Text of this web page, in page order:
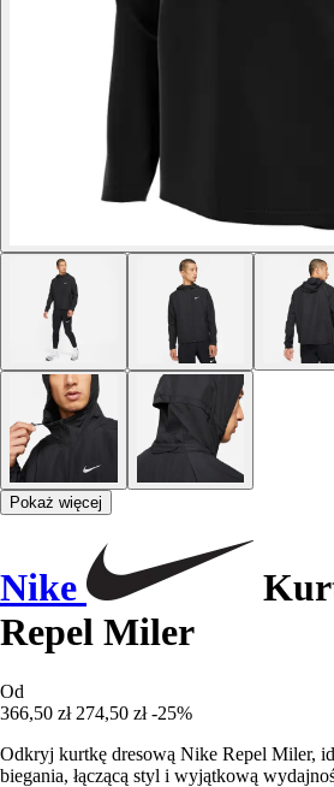
Pokaż więcej
Nike
Repel Miler
Od
366,50 zł 274,50 zł -25%
Odkryj kurtkę dresową Nike Repel Miler,
biegania, łączącą styl i wyjątkową